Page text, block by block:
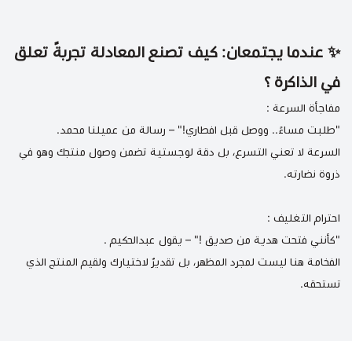
✨ عندما يجتمعان: كيف تصنع المعادلة تجربةً تعلق
في الذاكرة ؟
مفاجأة السرعة :
"طلبت مساءً.. ووصل قبل افطاري!" – رسالة من عميلنا محمد.
السرعة لا تعني التسرع، بل دقة لوجستية تضمن وصول منتجك وهو في
ذروة نضارته.
احترام التغليف :
"كأنني فتحت هدية من صديق !" – يقول عبدالحكيم .
الفخامة هنا ليست لمجرد المظهر، بل تقديرٌ لاختيارك ولقيم المنتج الذي
تستحقه.